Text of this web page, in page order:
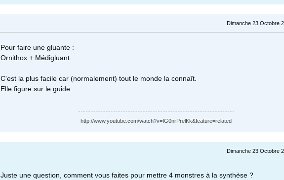
Dimanche 23 Octobre
Pour faire une gluante :
Ornithox + Médigluant.
C'est la plus facile car (normalement) tout le monde la connaît.
Elle figure sur le guide.
http://www.youtube.com/watch?v=IG0nrPrelKk&feature=related
Dimanche 23 Octobre
Juste une question, comment vous faites pour mettre 4 monstres à la synthèse ?